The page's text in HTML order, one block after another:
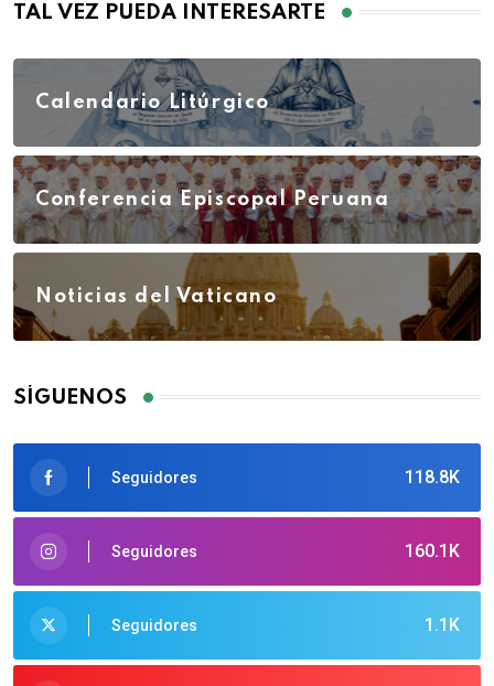
TAL VEZ PUEDA INTERESARTE
Calendario Litúrgico
Conferencia Episcopal Peruana
Noticias del Vaticano
SÍGUENOS
118.8K
Seguidores
160.1K
Seguidores
1.1K
Seguidores